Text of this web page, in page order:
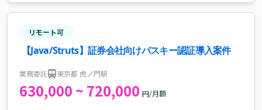
リモート可
【Java/Struts】証券会社向けパスキー認証導入案件
業務委託 東京都 虎ノ門駅
630,000 ~ 720,000 円/月額